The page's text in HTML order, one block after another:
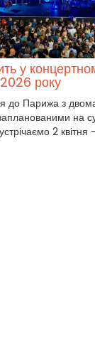
у
року
до Парижа з
на
2 квітня